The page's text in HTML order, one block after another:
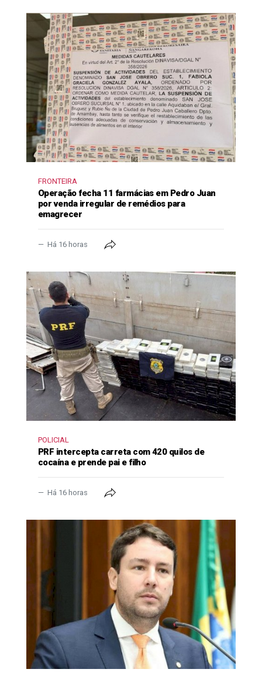
FRONTEIRA
Operação fecha 11 farmácias em Pedro Juan
por venda irregular de remédios para
emagrecer
Há 16 horas
POLICIAL
PRF intercepta carreta com 420 quilos de
cocaína e prende pai e filho
Há 16 horas